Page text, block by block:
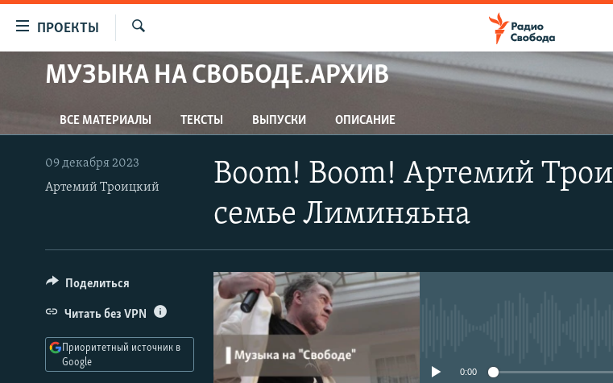
упрощенного
Вернуться
к
основному
содержанию
Вернутся
Вернутся
ПРОЕКТЫ
ПРОГРАММЫ
АВТОРСКИЕ ПРОЕКТЫ
ЦИТАТЫ СВОБОДЫ
МНЕНИЯ
IDEL.РЕАЛИИ
КАВКАЗ.РЕАЛИИ
СЕВЕР.РЕАЛИИ
СИБИРЬ.РЕАЛИИ
РАСПИСАНИЕ ВЕЩАНИЯ
МУЗЫКА НА СВОБОДЕ.АРХИВ
Apple Podcasts
ВСЕ МАТЕРИАЛЫ ТЕКСТЫ ВЫПУСКИ ОПИСАНИЕ
Boom! Boom! Артемий
семье Лиминяьна
09 декабря 2023
Артемий Троицкий
0:00
Поделиться
Читать без VPN
Приоритетный источник в
Google